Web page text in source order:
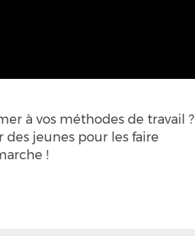
à vos méthodes de travail ?
des jeunes pour les faire
!